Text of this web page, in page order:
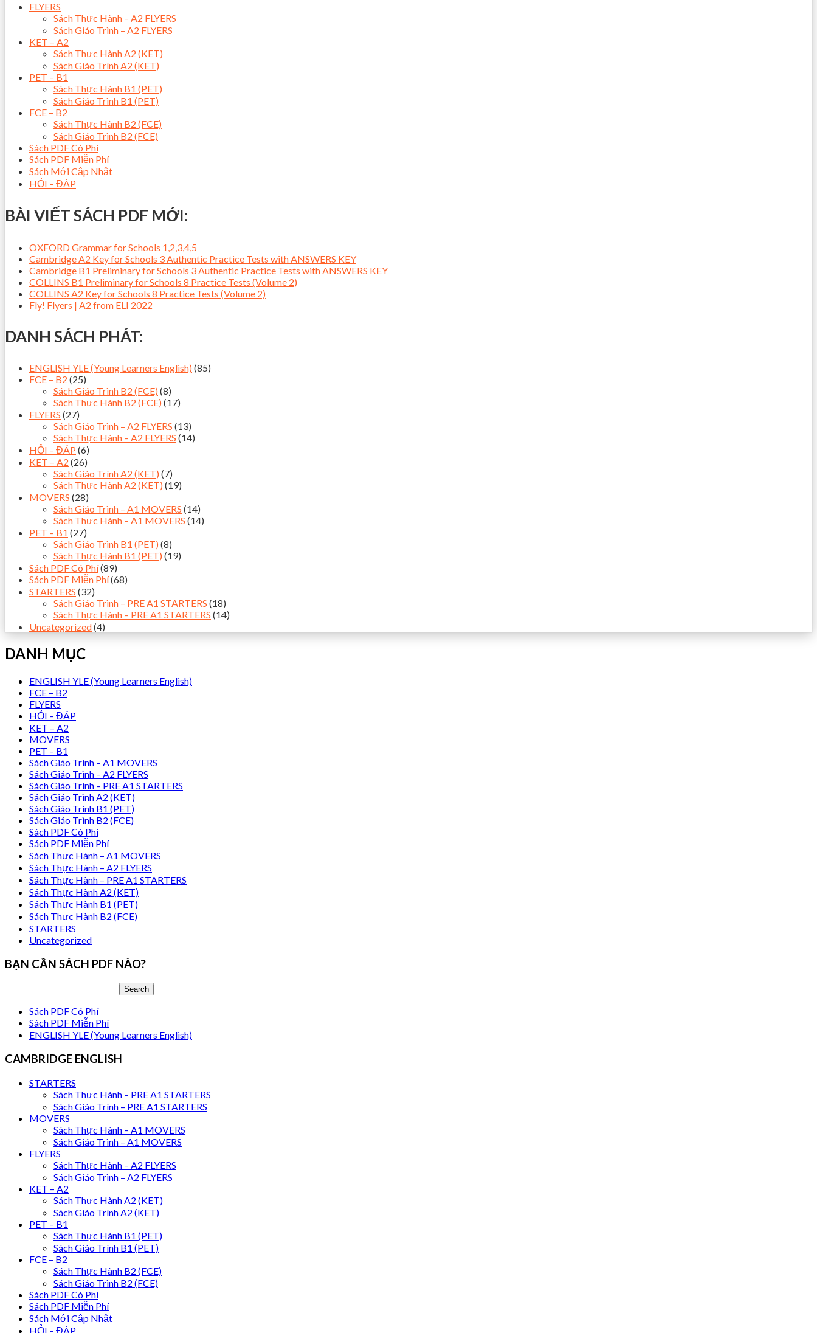
FLYERS
Sách Thực Hành – A2 FLYERS
Sách Giáo Trình – A2 FLYERS
KET – A2
Sách Thực Hành A2 (KET)
Sách Giáo Trình A2 (KET)
PET – B1
Sách Thực Hành B1 (PET)
Sách Giáo Trình B1 (PET)
FCE – B2
Sách Thực Hành B2 (FCE)
Sách Giáo Trình B2 (FCE)
Sách PDF Có Phí
Sách PDF Miễn Phí
Sách Mới Cập Nhật
HỎI – ĐÁP
BÀI VIẾT SÁCH PDF MỚI:
OXFORD Grammar for Schools 1,2,3,4,5
Cambridge A2 Key for Schools 3 Authentic Practice Tests with ANSWERS KEY
Cambridge B1 Preliminary for Schools 3 Authentic Practice Tests with ANSWERS KEY
COLLINS B1 Preliminary for Schools 8 Practice Tests (Volume 2)
COLLINS A2 Key for Schools 8 Practice Tests (Volume 2)
Fly! Flyers | A2 from ELI 2022
DANH SÁCH PHÁT:
ENGLISH YLE (Young Learners English) (85)
FCE – B2 (25)
Sách Giáo Trình B2 (FCE) (8)
Sách Thực Hành B2 (FCE) (17)
FLYERS (27)
Sách Giáo Trình – A2 FLYERS (13)
Sách Thực Hành – A2 FLYERS (14)
HỎI – ĐÁP (6)
KET – A2 (26)
Sách Giáo Trình A2 (KET) (7)
Sách Thực Hành A2 (KET) (19)
MOVERS (28)
Sách Giáo Trình – A1 MOVERS (14)
Sách Thực Hành – A1 MOVERS (14)
PET – B1 (27)
Sách Giáo Trình B1 (PET) (8)
Sách Thực Hành B1 (PET) (19)
Sách PDF Có Phí(89)
Sách PDF Miễn Phí(68)
STARTERS (32)
Sách Giáo Trình – PRE A1 STARTERS (18)
Sách Thực Hành – PRE A1 STARTERS (14)
Uncategorized(4)
DANH MỤC
ENGLISH YLE (Young Learners English)
FCE – B2
FLYERS
HỎI – ĐÁP
KET – A2
MOVERS
PET – B1
Sách Giáo Trình – A1 MOVERS
Sách Giáo Trình – A2 FLYERS
Sách Giáo Trình – PRE A1 STARTERS
Sách Giáo Trình A2 (KET)
Sách Giáo Trình B1 (PET)
Sách Giáo Trình B2 (FCE)
Sách PDF Có Phí
Sách PDF Miễn Phí
Sách Thực Hành – A1 MOVERS
Sách Thực Hành – A2 FLYERS
Sách Thực Hành – PRE A1 STARTERS
Sách Thực Hành A2 (KET)
Sách Thực Hành B1 (PET)
Sách Thực Hành B2 (FCE)
STARTERS
Uncategorized
BẠN CẦN SÁCH PDF NÀO?
Sách PDF Có Phí
Sách PDF Miễn Phí
ENGLISH YLE (Young Learners English)
CAMBRIDGE ENGLISH
STARTERS
Sách Thực Hành – PRE A1 STARTERS
Sách Giáo Trình – PRE A1 STARTERS
MOVERS
Sách Thực Hành – A1 MOVERS
Sách Giáo Trình – A1 MOVERS
FLYERS
Sách Thực Hành – A2 FLYERS
Sách Giáo Trình – A2 FLYERS
KET – A2
Sách Thực Hành A2 (KET)
Sách Giáo Trình A2 (KET)
PET – B1
Sách Thực Hành B1 (PET)
Sách Giáo Trình B1 (PET)
FCE – B2
Sách Thực Hành B2 (FCE)
Sách Giáo Trình B2 (FCE)
Sách PDF Có Phí
Sách PDF Miễn Phí
Sách Mới Cập Nhật
HỎI – ĐÁP